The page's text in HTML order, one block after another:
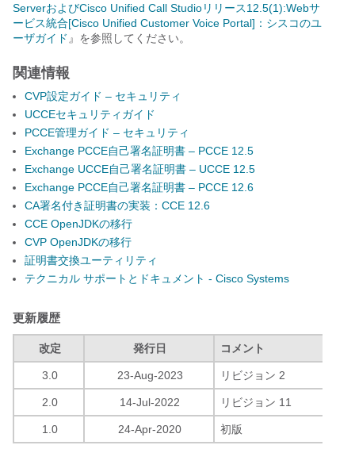
ServerおよびCisco Unified Call Studioリリース12.5(1):Webサ
ービス統合[Cisco Unified Customer Voice Portal]：シスコのユ
ーザガイド 』を参照してください。
関連情報
CVP設定ガイド – セキュリティ
UCCEセキュリティガイド
PCCE管理ガイド – セキュリティ
Exchange PCCE自己署名証明書 – PCCE 12.5
Exchange UCCE自己署名証明書 – UCCE 12.5
Exchange PCCE自己署名証明書 – PCCE 12.6
CA署名付き証明書の実装：CCE 12.6
CCE OpenJDKの移行
CVP OpenJDKの移行
証明書交換ユーティリティ
テクニカル サポートとドキュメント - Cisco Systems
更新履歴
改定 発行日 コメント
3.0 23-Aug-2023 リビジョン 2
2.0 14-Jul-2022 リビジョン 11
1.0 24-Apr-2020 初版